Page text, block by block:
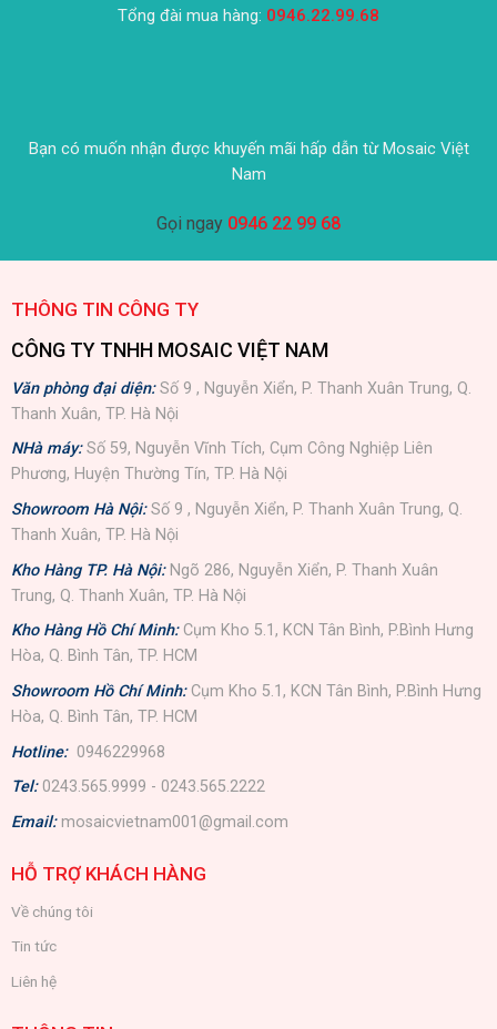
Tổng đài mua hàng: 0946.22.99.68
Bạn có muốn nhận được khuyến mãi hấp dẫn từ Mosaic Việt
Nam
Gọi ngay 0946 22 99 68
THÔNG TIN CÔNG TY
CÔNG TY TNHH MOSAIC VIỆT NAM
Văn phòng đại diện:Số 9 , Nguyễn Xiển, P. Thanh Xuân Trung, Q.
Thanh Xuân, TP. Hà Nội
NHà máy: Số 59, Nguyễn Vĩnh Tích, Cụm Công Nghiệp Liên
Phương, Huyện Thường Tín, TP. Hà Nội
Showroom Hà Nội: Số 9 , Nguyễn Xiển, P. Thanh Xuân Trung, Q.
Thanh Xuân, TP. Hà Nội
Kho Hàng TP. Hà Nội: Ngõ 286, Nguyễn Xiển, P. Thanh Xuân
Trung, Q. Thanh Xuân, TP. Hà Nội
Kho Hàng Hồ Chí Minh: Cụm Kho 5.1, KCN Tân Bình, P.Bình Hưng
Hòa, Q. Bình Tân, TP. HCM
Showroom Hồ Chí Minh: Cụm Kho 5.1, KCN Tân Bình, P.Bình Hưng
Hòa, Q. Bình Tân, TP. HCM
Hotline: 0946229968
Tel: 0243.565.9999 - 0243.565.2222
Email: mosaicvietnam001@gmail.com
HỖ TRỢ KHÁCH HÀNG
Về chúng tôi
Tin tức
Liên hệ